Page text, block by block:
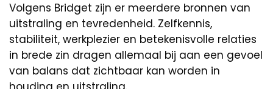
Volgens Bridget zijn er meerdere bronnen van
uitstraling en tevredenheid. Zelfkennis,
stabiliteit, werkplezier en betekenisvolle relaties
in brede zin dragen allemaal bij aan een gevoel
van balans dat zichtbaar kan worden in